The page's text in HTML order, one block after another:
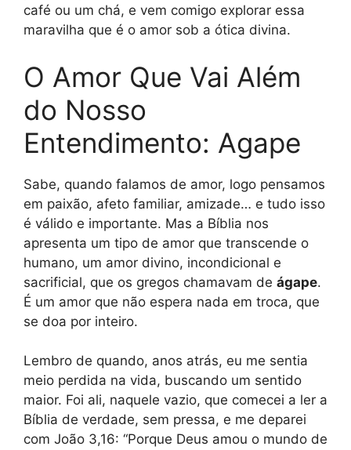
café ou um chá, e vem comigo explorar essa
maravilha que é o amor sob a ótica divina.
O Amor Que Vai Além
do Nosso
Entendimento: Agape
Sabe, quando falamos de amor, logo pensamos
em paixão, afeto familiar, amizade… e tudo isso
é válido e importante. Mas a Bíblia nos
apresenta um tipo de amor que transcende o
humano, um amor divino, incondicional e
sacrificial, que os gregos chamavam de ágape.
É um amor que não espera nada em troca, que
se doa por inteiro.
Lembro de quando, anos atrás, eu me sentia
meio perdida na vida, buscando um sentido
maior. Foi ali, naquele vazio, que comecei a ler a
Bíblia de verdade, sem pressa, e me deparei
com João 3,16: “Porque Deus amou o mundo de